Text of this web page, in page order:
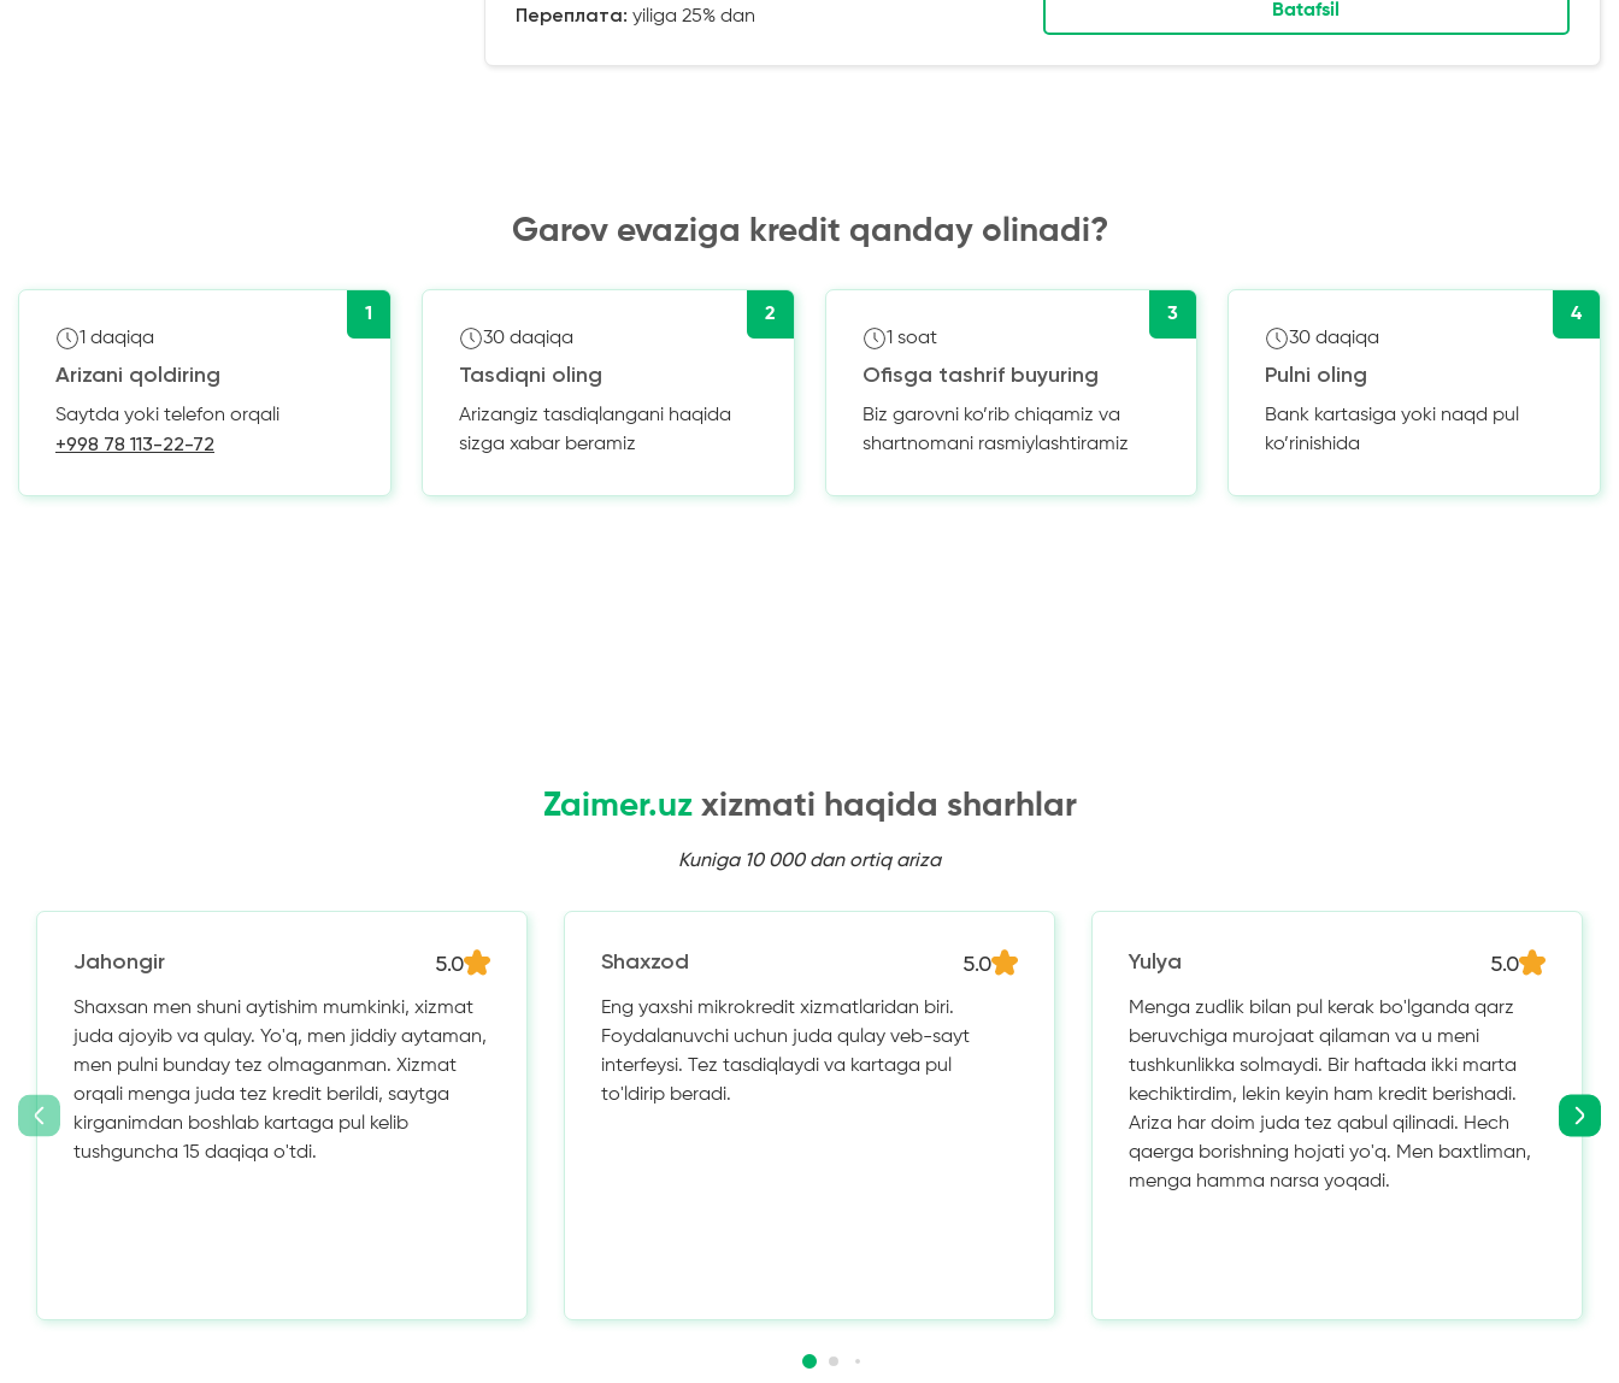
Переплата: yiliga 25% dan Batafsil
Garov evaziga kredit qanday olinadi?
1
1 daqiqa
Arizani qoldiring
Saytda yoki telefon orqali
+998 78 113-22-72
2
30 daqiqa
Tasdiqni oling
Arizangiz tasdiqlangani haqida
sizga xabar beramiz
3
1 soat
Ofisga tashrif buyuring
Biz garovni ko’rib chiqamiz va
shartnomani rasmiylashtiramiz
4
30 daqiqa
Pulni oling
Bank kartasiga yoki naqd pul
ko’rinishida
Zaimer.uzxizmati haqida sharhlar
Kuniga 10 000 dan ortiq ariza
Jahongir 5.0
Shaxsan men shuni aytishim mumkinki, xizmat
juda ajoyib va ​​qulay. Yo'q, men jiddiy aytaman,
men pulni bunday tez olmaganman. Xizmat
orqali menga juda tez kredit berildi, saytga
kirganimdan boshlab kartaga pul kelib
tushguncha 15 daqiqa o'tdi.
Shaxzod 5.0
Eng yaxshi mikrokredit xizmatlaridan biri.
Foydalanuvchi uchun juda qulay veb-sayt
interfeysi. Tez tasdiqlaydi va kartaga pul
to'ldirip beradi.
Yulya 5.0
Menga zudlik bilan pul kerak bo'lganda qarz
beruvchiga murojaat qilaman va u meni
tushkunlikka solmaydi. Bir haftada ikki marta
kechiktirdim, lekin keyin ham kredit berishadi.
Ariza har doim juda tez qabul qilinadi. Hech
qaerga borishning hojati yo'q. Men baxtliman,
menga hamma narsa yoqadi.